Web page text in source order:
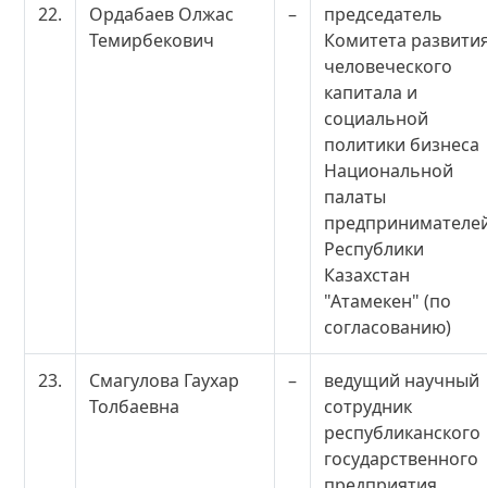
22.
Ордабаев Олжас
Темирбекович
–
председатель
Комитета
человеческого
капитала и
социальной
политики бизнеса
Национальной
палаты
Республики
Казахстан
"Атамекен" (по
согласованию)
23.
Смагулова Гаухар
Толбаевна
–
ведущий научный
сотрудник
республиканского
государственного